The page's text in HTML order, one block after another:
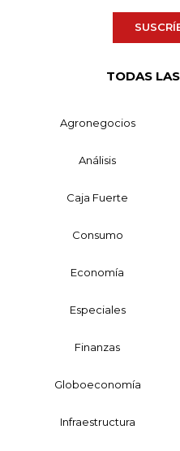
TODAS
Agronegocios
Análisis
Caja Fuerte
Consumo
Economía
Especiales
Finanzas
Globoeconomía
Infraestructura